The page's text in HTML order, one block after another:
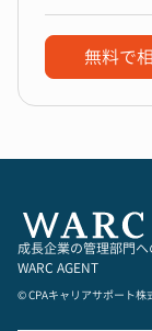
無料で
成長企業の管理部門
WARC AGENT
© CPAキャリアサポート株